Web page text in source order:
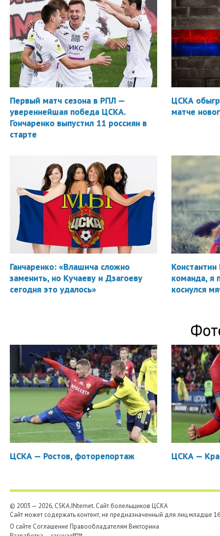
Первый матч сезона в РПЛ —
увереннейшая победа ЦСКА.
Гончаренко выпустил 11 россиян в
старте
ЦСКА
матче
Ганчаренко: «Влашича сложно
заменить, но Кучаеву и Дзагоеву
сегодня это удалось»
Константин
команда, я
коснулся
ЦСКА — Ростов, фоторепортаж ЦСКА —
© 2003 — 2026, CSKA.INternet. Cайт болельщиков ЦСКА
Сайт может содержать контент, не предназначенный для лиц младше
О сайте Соглашение Правообладателям Викторина